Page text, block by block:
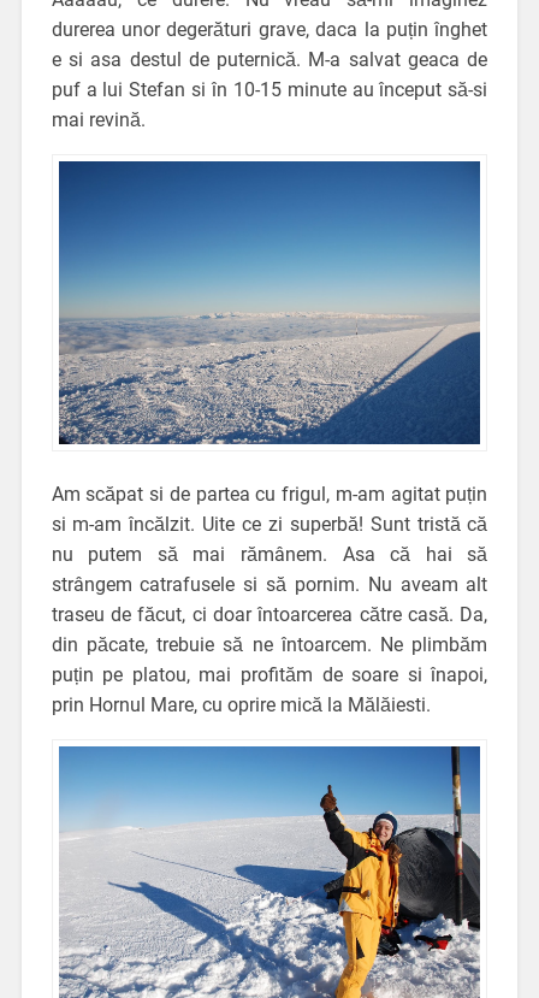
durerea unor degerături grave, daca la puțin înghet
e si asa destul de puternică. M-a salvat geaca de
puf a lui Stefan si în 10-15 minute au început să-si
mai revină.
Am scăpat si de partea cu frigul, m-am agitat puțin
si m-am încălzit. Uite ce zi superbă! Sunt tristă că
nu putem să mai rămânem. Asa că hai să
strângem catrafusele si să pornim. Nu aveam alt
traseu de făcut, ci doar întoarcerea către casă. Da,
din păcate, trebuie să ne întoarcem. Ne plimbăm
puțin pe platou, mai profităm de soare si înapoi,
prin Hornul Mare, cu oprire mică la Mălăiesti.